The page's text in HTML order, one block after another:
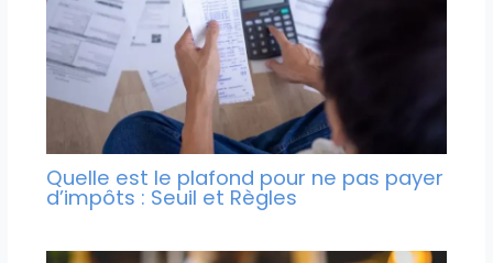
Quelle est le plafond pour ne pas payer
d’impôts : Seuil et Règles